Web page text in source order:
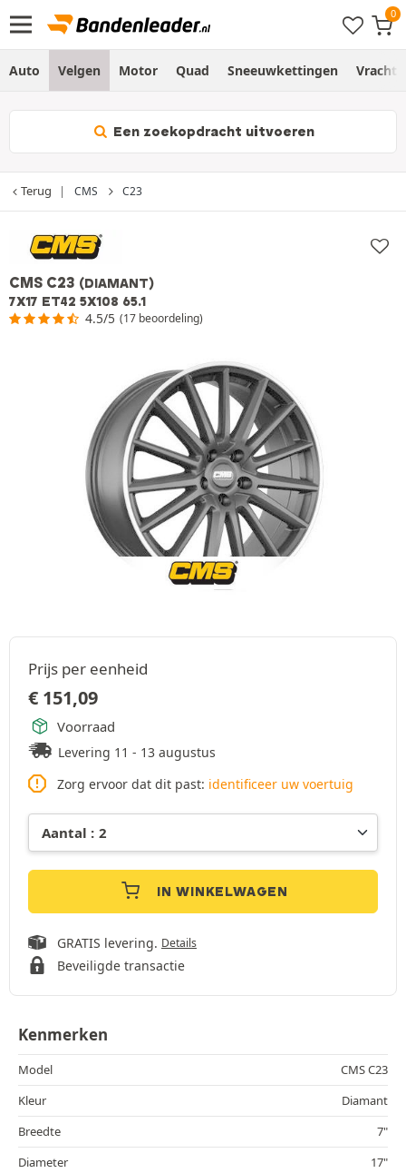
Auto Velgen Motor Quad Sneeuwkettingen
Een zoekopdracht uitvoeren
Terug CMS C23
CMS C23 (DIAMANT)
7X17 ET42 5X108 65.1
4.5/5 (17 beoordeling)
Prijs per eenheid
€ 151,09
Voorraad
Levering 11 - 13 augustus
Zorg ervoor dat dit past: identificeer uw voertuig
IN WINKELWAGEN
GRATIS levering. Details
Beveiligde transactie
Kenmerken
Model
CMS C23
Kleur
Diamant
Breedte
7"
Diameter
17"